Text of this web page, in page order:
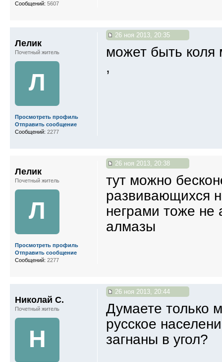
Сообщений: 5607
26 ноя 2013, 20:35
может быть коля
,
Лелик
Почетный житель
Л
Просмотреть профиль
Отправить сообщение
Сообщений: 2277
26 ноя 2013, 20:38
тут можно
развивающихся
неграми тоже не
алмазы
Лелик
Почетный житель
Л
Просмотреть профиль
Отправить сообщение
Сообщений: 2277
26 ноя 2013, 20:44
Думаете только
русское
загнаны в угол?
Николай С.
Почетный житель
Н